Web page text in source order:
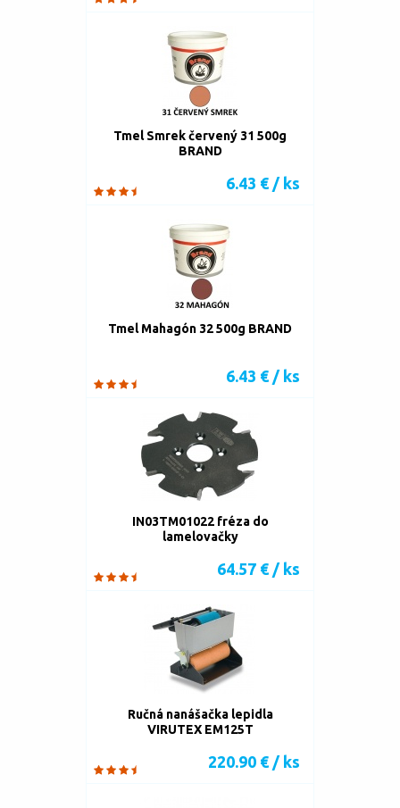
Tmel Smrek červený 31 500g
BRAND
6.43 € / ks
Tmel Mahagón 32 500g BRAND
6.43 € / ks
IN03TM01022 fréza do
lamelovačky
64.57 € / ks
Ručná nanášačka lepidla
VIRUTEX EM125T
220.90 € / ks